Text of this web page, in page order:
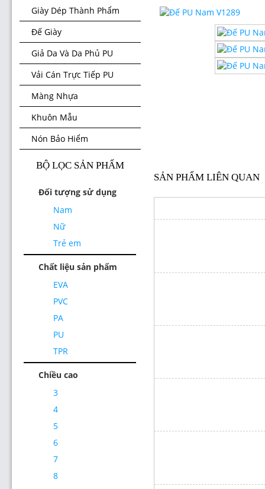
Giày Dép Thành Phẩm
Đế Giày
Giả Da Và Da Phủ PU
Vải Cán Trực Tiếp PU
Màng Nhựa
Khuôn Mẫu
Nón Bảo Hiểm
BỘ LỌC SẢN PHẨM
Đối tượng sử dụng
Nam
Nữ
Trẻ em
Chất liệu sản phẩm
EVA
PVC
PA
PU
TPR
Chiều cao
3
4
5
6
7
8
SẢN PHẨM LIÊN QUAN
Thiết Kế Website